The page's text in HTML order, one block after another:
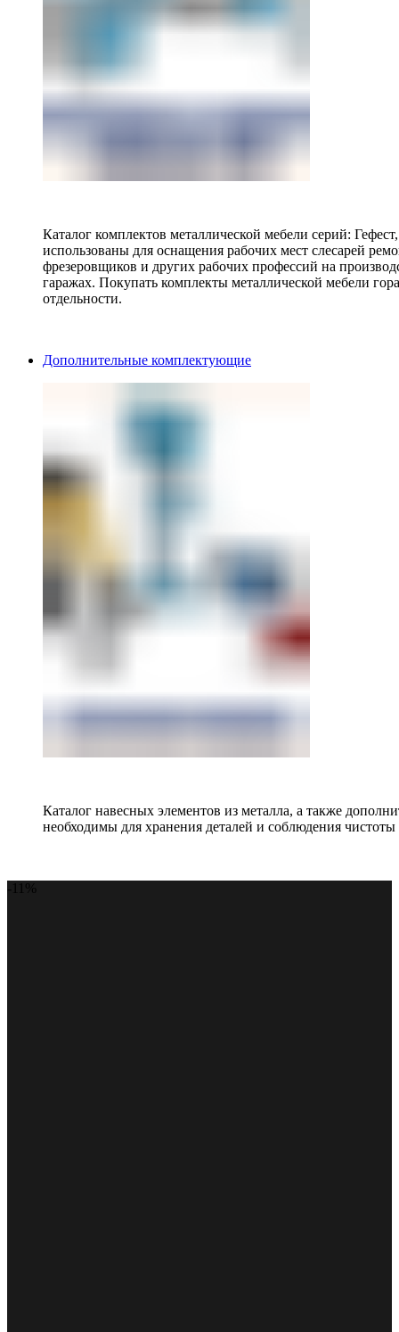
Каталог комплектов металлической мебели серий:
использованы для оснащения рабочих мест слесарей
фрезеровщиков и других рабочих профессий на
гаражах. Покупать комплекты металлической мебели
отдельности.
Дополнительные комплектующие
Каталог навесных элементов из металла, а также
необходимы для хранения деталей и соблюдения чистоты
-11%